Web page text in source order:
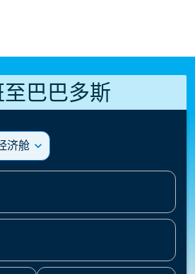
巴巴多斯
济舱 expand_more